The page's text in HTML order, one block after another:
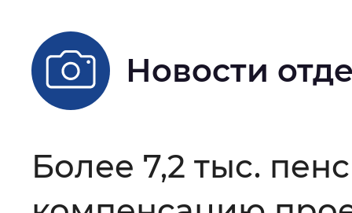
Размер шрифта
Шрифт
Интервал между буквами
Новости
Более 7,2 тыс.